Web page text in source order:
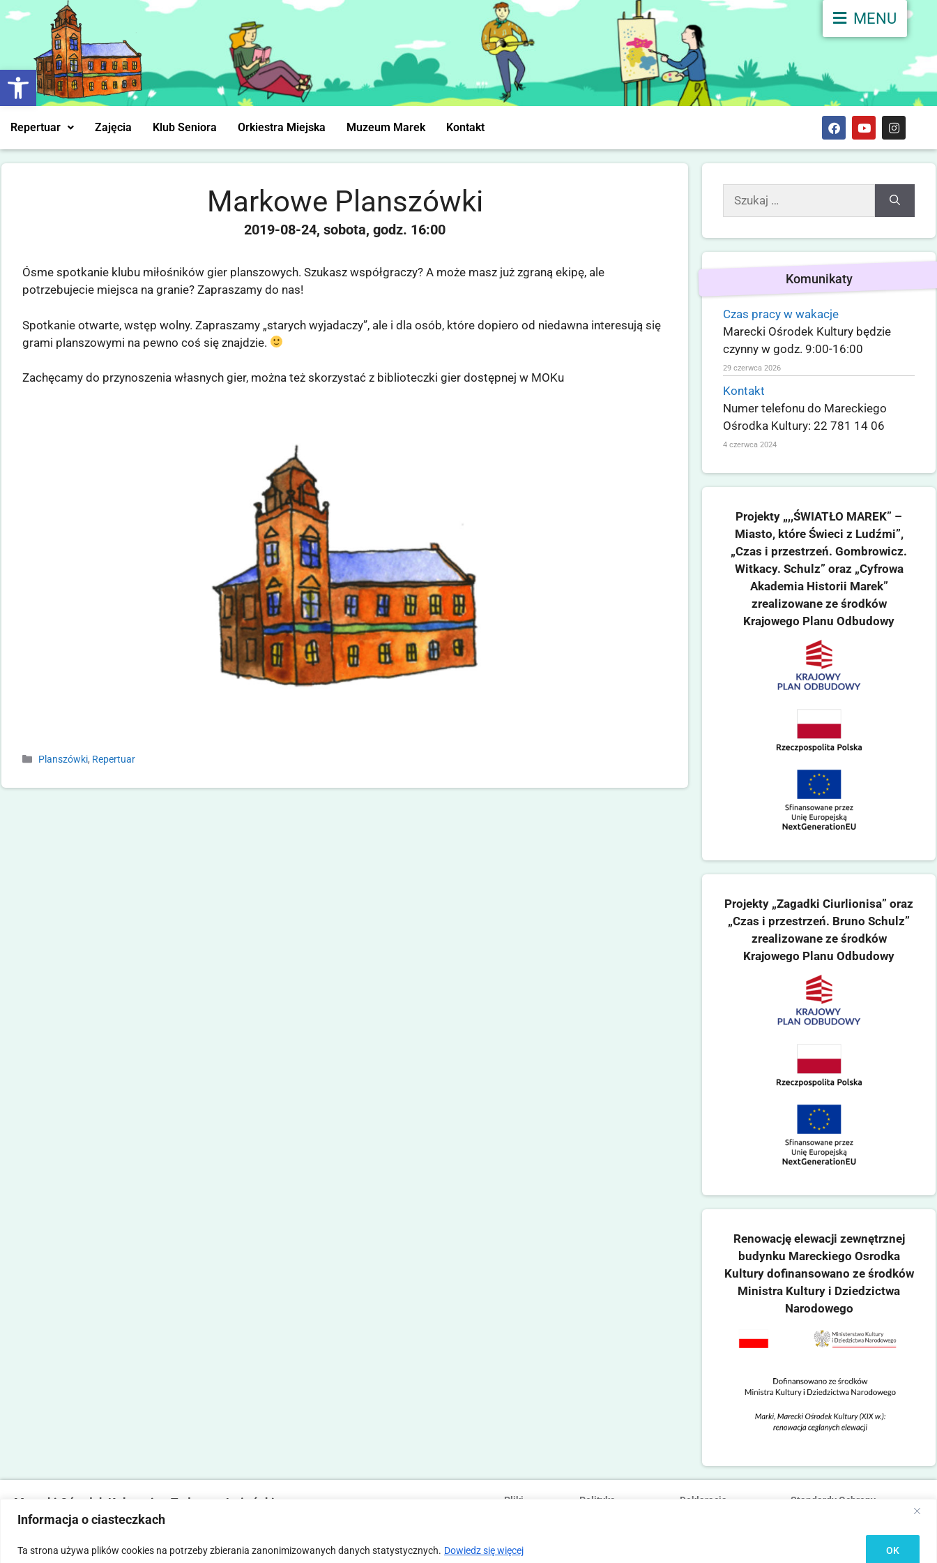
Otwórz pasek narzędzi
Informacja o ciasteczkach
Ta strona używa plików cookies na potrzeby zbierania zanonimizowanych danych statystycznych. Dowiedz się więcej OK
MENU
Repertuar Zajęcia Klub Seniora Orkiestra Miejska Muzeum Marek Kontakt
Markowe Planszówki
2019-08-24 sobota 16:00
Ósme spotkanie klubu miłośników gier planszowych. Szukasz współgraczy? A może masz już zgraną ekipę, ale
potrzebujecie miejsca na granie? Zapraszamy do nas!
Spotkanie otwarte, wstęp wolny. Zapraszamy „starych wyjadaczy”, ale i dla osób, które dopiero od niedawna interesują się
grami planszowymi na pewno coś się znajdzie.
Zachęcamy do przynoszenia własnych gier, można też skorzystać z biblioteczki gier dostępnej w MOKu
Planszówki, Repertuar
Komunikaty
Czas pracy w wakacje
Marecki Ośrodek Kultury będzie
czynny w godz. 9:00-16:00
29 czerwca 2026
Kontakt
Numer telefonu do Mareckiego
Ośrodka Kultury: 22 781 14 06
4 czerwca 2024
Projekty „,,ŚWIATŁO MAREK” –
Miasto, które Świeci z Ludźmi”,
„Czas i przestrzeń. Gombrowicz.
Witkacy. Schulz” oraz „Cyfrowa
Akademia Historii Marek”
zrealizowane ze środków
Krajowego Planu Odbudowy
Projekty „Zagadki Ciurlionisa” oraz
„Czas i przestrzeń. Bruno Schulz”
zrealizowane ze środków
Krajowego Planu Odbudowy
Renowację elewacji zewnętrznej
budynku Mareckiego Osrodka
Kultury dofinansowano ze środków
Ministra Kultury i Dziedzictwa
Narodowego
Marecki Ośrodek Kultury im. Tadeusza Lużyńskiego
ul. Fabryczna 2, 05-270 Marki
Pliki
Polityka
Deklaracja
Standardy Ochrony